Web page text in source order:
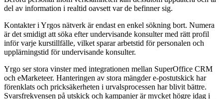
del av information i realtid oavsett var de befinner sig.
Kontakter i Yrgos nätverk är endast en enkel sökning bort. Numera
är det smidigt att söka efter undervisande konsulter med rätt profil
inför varje kurstillfälle, vilket sparar arbetstid för personalen och
upplärningstid för undervisande konsulter.
Yrgo ser stora vinster med integrationen mellan SuperOffice CRM
och eMarketeer. Hanteringen av stora mängder e-postutskick har
förenklats och pricksäkerheten i urvalsprocessen har blivit bättre.
Svarsfrekvensen på utskick och kampanjer är mycket högre idag i